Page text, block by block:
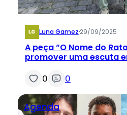
Luna Gamez·29/09/2025
A peça “O Nome do
promover uma escuta
0 0
Agenda